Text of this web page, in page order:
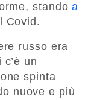
standoa
Covid.
russo era
un
spinta
nuove e più